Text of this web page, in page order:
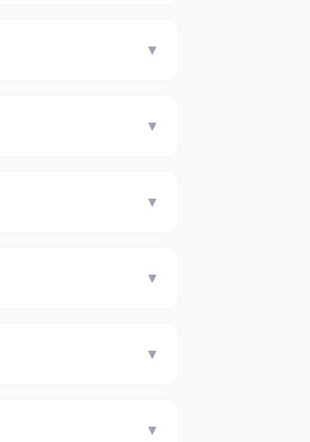
▾
▾
▾
▾
▾
▾